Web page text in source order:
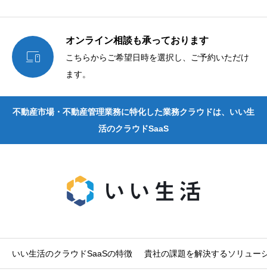

オンライン相談も承っております
こちらからご希望日時を選択し、ご予約いただけ
ます。
不動産市場・不動産管理業務に特化した業務クラウドは、いい生
活のクラウドSaaS
いい生活のクラウドSaaSの特徴 貴社の課題を解決するソリュー